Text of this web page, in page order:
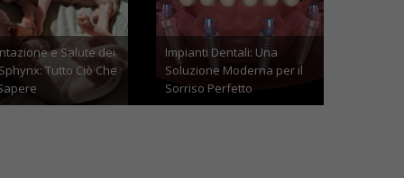
Dentali: Una
Moderna per il
Retail: uno studio rivela le
tendenze chiave del 2024